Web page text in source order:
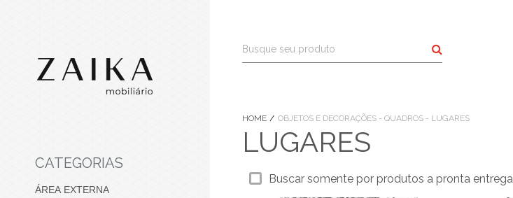
CATEGORIAS
ÁREA EXTERNA
Buscar
HOME OBJETOS E DECORAÇÕES - QUADROS - LUGARES
LUGARES
Buscar somente por produtos a pronta entrega